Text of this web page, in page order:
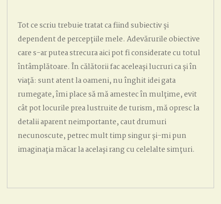
Tot ce scriu trebuie tratat ca fiind subiectiv și
dependent de percepțiile mele. Adevărurile obiective
care s-ar putea strecura aici pot fi considerate cu totul
întâmplătoare. În călătorii fac aceleași lucruri ca și în
viață: sunt atent la oameni, nu înghit idei gata
rumegate, îmi place să mă amestec în mulțime, evit
cât pot locurile prea lustruite de turism, mă opresc la
detalii aparent neimportante, caut drumuri
necunoscute, petrec mult timp singur și-mi pun
imaginația măcar la același rang cu celelalte simțuri.